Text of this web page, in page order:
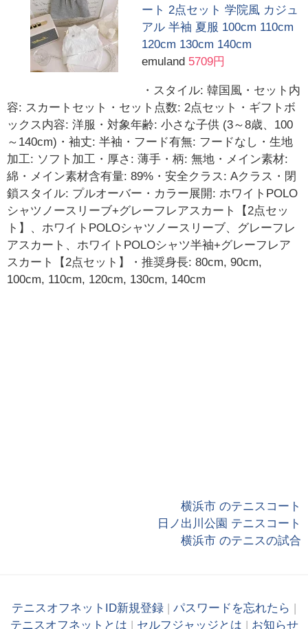
ート 2点セット 学院風 カジュ
アル 半袖 夏服 100cm 110cm
120cm 130cm 140cm
emuland 5709円
・スタイル: 韓国風・セット内
容: スカートセット・セット点数: 2点セット・ギフトボ
ックス内容: 洋服・対象年齢: 小さな子供 (3～8歳、100
～140cm)・袖丈: 半袖・フード有無: フードなし・生地
加工: ソフト加工・厚さ: 薄手・柄: 無地・メイン素材:
綿・メイン素材含有量: 89%・安全クラス: Aクラス・閉
鎖スタイル: プルオーバー・カラー展開: ホワイトPOLO
シャツノースリーブ+グレーフレアスカート【2点セッ
ト】、ホワイトPOLOシャツノースリーブ、グレーフレ
アスカート、ホワイトPOLOシャツ半袖+グレーフレア
スカート【2点セット】・推奨身長: 80cm, 90cm,
100cm, 110cm, 120cm, 130cm, 140cm
横浜市 のテニスコート
日ノ出川公園 テニスコート
横浜市 のテニスの試合
テニスオフネットID新規登録 パスワードを忘れたら
テニスオフネットとは
セルフジャッジとは お知らせ